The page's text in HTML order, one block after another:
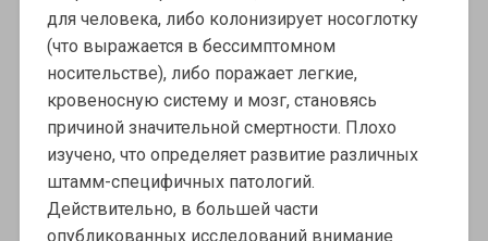
для человека, либо колонизирует носоглотку
(что выражается в бессимптомном
носительстве), либо поражает легкие,
кровеносную систему и мозг, становясь
причиной значительной смертности. Плохо
изучено, что определяет развитие различных
штамм-специфичных патологий.
Действительно, в большей части
опубликованных исследований внимание